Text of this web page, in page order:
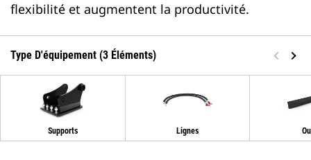
flexibilité et augmentent la productivité.
Type D'équipement (3 Éléments)
Supports Lignes